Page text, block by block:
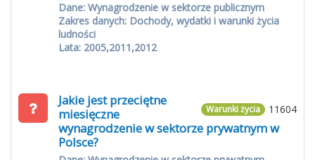
Dane: Wynagrodzenie w sektorze publicznym
Zakres danych: Dochody, wydatki i warunki życia
ludności
Lata: 2005,2011,2012
11604
Warunki życia
Jakie jest przeciętne
miesięczne
wynagrodzenie w sektorze prywatnym w
Polsce?